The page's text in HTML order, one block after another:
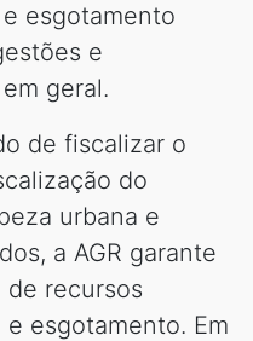
esgotamento
e
geral.
de fiscalizar o
do
urbana e
a AGR garante
de recursos
esgotamento. Em